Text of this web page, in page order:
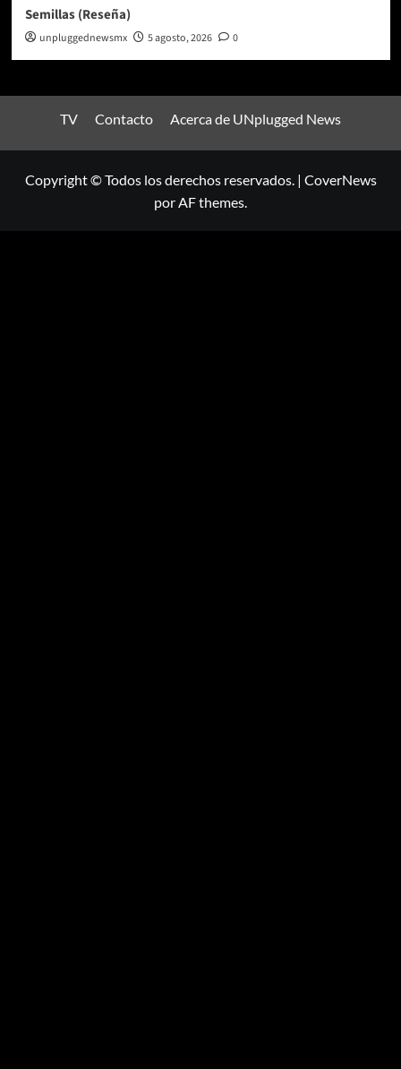
Semillas (Reseña)
unpluggednewsmx 5 agosto, 2026 0
TV Contacto Acerca de UNplugged News
Copyright © Todos los derechos reservados. | CoverNews
por AF themes.